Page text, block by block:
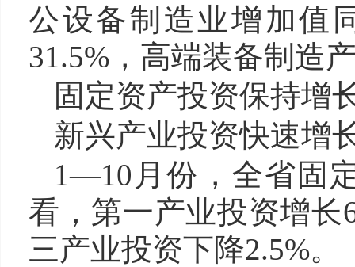
公设备制造业增加值
31.5%，高端装备制造
固定资产投资保持增
新兴产业投资快速增
1—10月份，全省固
看，第一产业投资增长
三产业投资下降2.5%。